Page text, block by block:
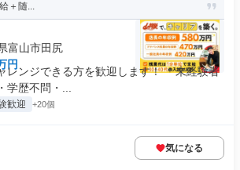
＋随...
富山市田尻
円
レンジできる方を歓迎します！ ＊未経験者
学歴不問・...
歓迎 +20個
気になる